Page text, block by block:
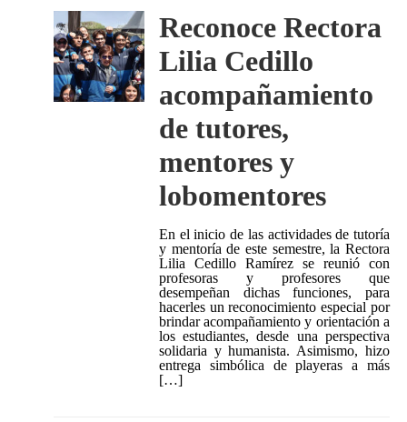
Reconoce Rectora
Lilia Cedillo
acompañamiento
de tutores,
mentores y
lobomentores
En el inicio de las actividades de tutoría
y mentoría de este semestre, la Rectora
Lilia Cedillo Ramírez se reunió con
profesoras y profesores que
desempeñan dichas funciones, para
hacerles un reconocimiento especial por
brindar acompañamiento y orientación a
los estudiantes, desde una perspectiva
solidaria y humanista. Asimismo, hizo
entrega simbólica de playeras a más
[…]